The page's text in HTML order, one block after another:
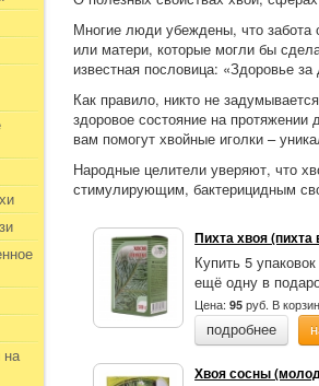
на
Многие люди убеждены, что забота
или матери, которые могли бы
известная пословица: «Здоровье
Как правило, никто не
здоровое состояние на
вам помогут хвойные иголки –
Народные целители уверяют, что
стимулирующим, бактерицидным
Пихта хвоя (пихта
Купить 5
ещё одну в
Цена:95 руб. В
подробнее
Хвоя сосны